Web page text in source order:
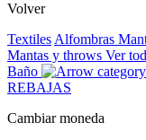
Volver
Textiles Alfombras
Mantas y throws Ver
Baño
REBAJAS
Cambiar moneda